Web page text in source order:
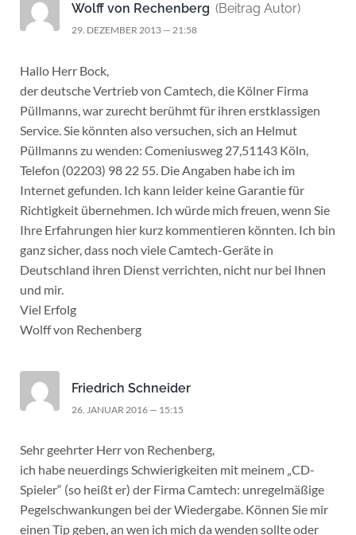
Wolff von Rechenberg (Beitrag Autor)
29. DEZEMBER 2013 — 21:58
Hallo Herr Bock,
der deutsche Vertrieb von Camtech, die Kölner Firma
Püllmanns, war zurecht berühmt für ihren erstklassigen
Service. Sie könnten also versuchen, sich an Helmut
Püllmanns zu wenden: Comeniusweg 27,51143 Köln,
Telefon (02203) 98 22 55. Die Angaben habe ich im
Internet gefunden. Ich kann leider keine Garantie für
Richtigkeit übernehmen. Ich würde mich freuen, wenn Sie
Ihre Erfahrungen hier kurz kommentieren könnten. Ich bin
ganz sicher, dass noch viele Camtech-Geräte in
Deutschland ihren Dienst verrichten, nicht nur bei Ihnen
und mir.
Viel Erfolg
Wolff von Rechenberg
Friedrich Schneider
26. JANUAR 2016 — 15:15
Sehr geehrter Herr von Rechenberg,
ich habe neuerdings Schwierigkeiten mit meinem „CD-
Spieler“ (so heißt er) der Firma Camtech: unregelmäßige
Pegelschwankungen bei der Wiedergabe. Können Sie mir
einen Tip geben, an wen ich mich da wenden sollte oder